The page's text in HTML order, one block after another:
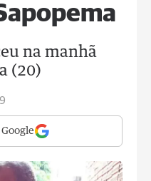
na manhã
(20)